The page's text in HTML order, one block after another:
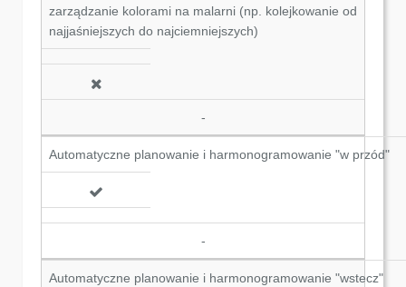
zarządzanie kolorami na malarni (np. kolejkowanie od
najjaśniejszych do najciemniejszych)
-
Automatyczne planowanie i harmonogramowanie "w przód"
-
Automatyczne planowanie i harmonogramowanie "wstecz"